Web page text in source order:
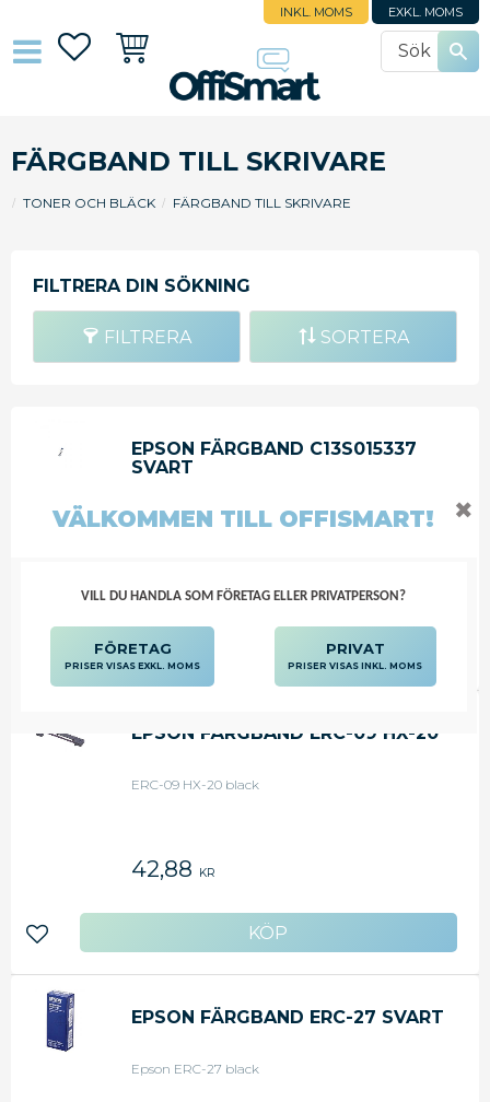
INKL. MOMS EXKL. MOMS
FavoriterKundvagn
FÄRGBAND TILL SKRIVARE
TONER OCH BLÄCK FÄRGBAND TILL SKRIVARE
FILTRERA SORTERA
EPSON FÄRGBAND C13S015337
SVART
381,63 KR
Lägg till i favoriter
EPSON FÄRGBAND ERC-09 HX-20
ERC-09 HX-20 black
42,88 KR
Lägg till i favoriter
EPSON FÄRGBAND ERC-27 SVART
Epson ERC-27 black
VÄLKOMMEN TILL OFFISMART!
VILL DU HANDLA SOM FÖRETAG ELLER PRIVATPERSON?
FÖRETAG
PRISER VISAS EXKL. MOMS
PRIVAT
PRISER VISAS INKL. MOMS
✖